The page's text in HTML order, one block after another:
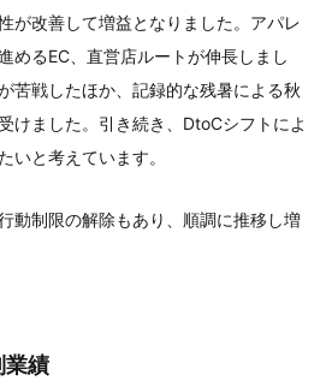
が改善して増益となりました。アパレ
めるEC、直営店ルートが伸長しまし
苦戦したほか、記録的な残暑による秋
けました。引き続き、DtoCシフトによ
いと考えています。
動制限の解除もあり、順調に推移し増
業績